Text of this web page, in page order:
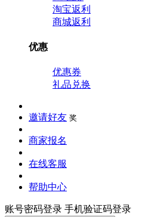
淘宝返利
商城返利
优惠
优惠券
礼品兑换
邀请好友 奖
商家报名
在线客服
帮助中心
账号密码登录 手机验证码登录